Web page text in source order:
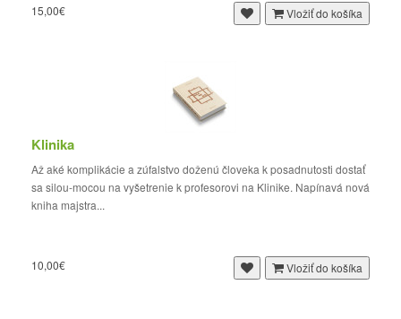
15,00€ Vložiť do košíka
Klinika
Až aké komplikácie a zúfalstvo doženú človeka k posadnutosti dostať
sa silou-mocou na vyšetrenie k profesorovi na Klinike. Napínavá nová
kniha majstra...
10,00€ Vložiť do košíka